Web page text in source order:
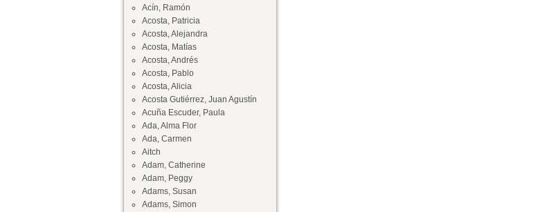
Acín, Ramón
Acosta, Patricia
Acosta, Alejandra
Acosta, Matías
Acosta, Andrés
Acosta, Pablo
Acosta, Alicia
Acosta Gutiérrez, Juan Agustín
Acuña Escuder, Paula
Ada, Alma Flor
Ada, Carmen
Aitch
Adam, Catherine
Adam, Peggy
Adams, Susan
Adams, Simon